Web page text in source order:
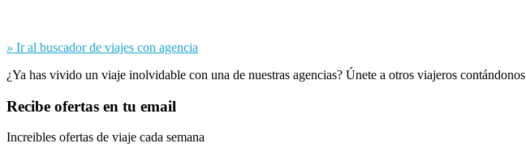
» Ir al buscador de viajes con agencia
¿Ya has vivido un viaje inolvidable con una de nuestras agencias? Únete a otros viajeros contándonos
Recibe ofertas en tu email
Increibles ofertas de viaje cada semana